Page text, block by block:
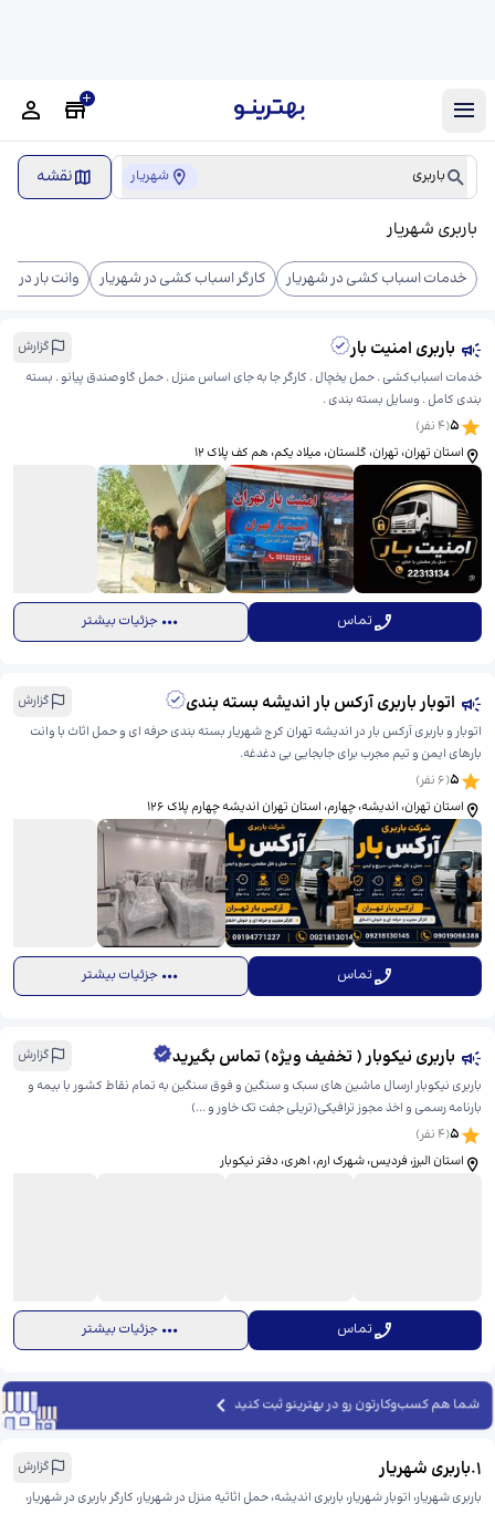
باربری شهریار نقشه
باربری شهریار
خدمات اسباب کشی در شهریار کارگر اسباب کشی در شهریار وانت بار در
باربری امنیت بار
گزارش
خدمات اسباب‌کشی . حمل یخچال . کارگر جا به جای اساس منزل . حمل گاوصندق پیانو . بسته
بندی کامل . وسایل بسته بندی .
5
(
4نفر)
استان تهران، تهران، گلستان، میلاد یکم، ​هم کف پلاک‌ 12
تماس جزئیات بیشتر
اتوبار باربری آرکس بار اندیشه بسته بندی
گزارش
اتوبار و باربری آرکس بار در اندیشه تهران کرج شهریار بسته بندی حرفه ای و حمل اثاث با وانت
بارهای ایمن و تیم مجرب برای جابجایی بی دغدغه.
5
(
6 نفر)
استان تهران، اندیشه، چهارم، ​استان تهران اندیشه چهارم پلاک 126
تماس جزئیات بیشتر
باربری نیکوبار ( تخفیف ویژه) تماس بگیرید
گزارش
باربری نیکوبار ارسال ماشین های سبک و سنگین و فوق سنگین به تمام نقاط کشور با بیمه و
بارنامه رسمی و اخذ مجوز ترافیکی(تریلی جفت تک خاور و ...)
5
(
4نفر)
استان البرز، فردیس، شهرک ارم، اهری، ​دفتر نیکوبار
تماس جزئیات بیشتر
شما هم کسب‌وکارتون رو در بهترینو ثبت کنید
1
.باربری شهریار
گزارش
باربری شهریار، اتوبار شهریار، باربری اندیشه، حمل اثاثیه منزل در شهریار، کارگر باربری در شهریار،